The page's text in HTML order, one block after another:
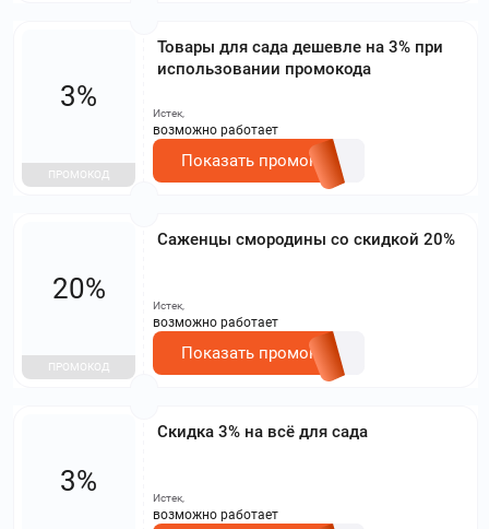
Товары для сада дешевле на 3% при
использовании промокода
3%
ПРОМОКОД
Истек,
возможно работает
Показать промокод
Саженцы смородины со скидкой 20%
20%
ПРОМОКОД
Истек,
возможно работает
Показать промокод
Скидка 3% на всё для сада
3%
Истек,
возможно работает